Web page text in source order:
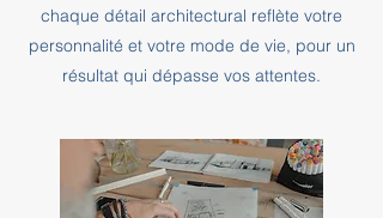
chaque détail architectural reflète votre
personnalité et votre mode de vie, pour un
résultat qui dépasse vos attentes.